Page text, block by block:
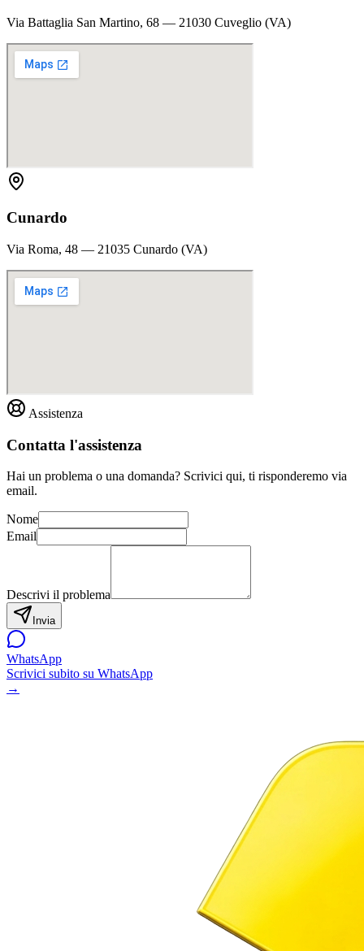
Via Battaglia San Martino, 68 — 21030 Cuveglio (VA)
Cunardo
Via Roma, 48 — 21035 Cunardo (VA)
Assistenza
Contatta l'assistenza
Hai un problema o una domanda? Scrivici qui, ti risponderemo via
email.
Nome
Email
Descrivi il problema
Invia
WhatsApp
Scrivici subito su WhatsApp
→